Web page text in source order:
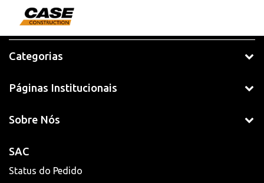
Categorias
Páginas Institucionais
Sobre Nós
SAC
Status do Pedido